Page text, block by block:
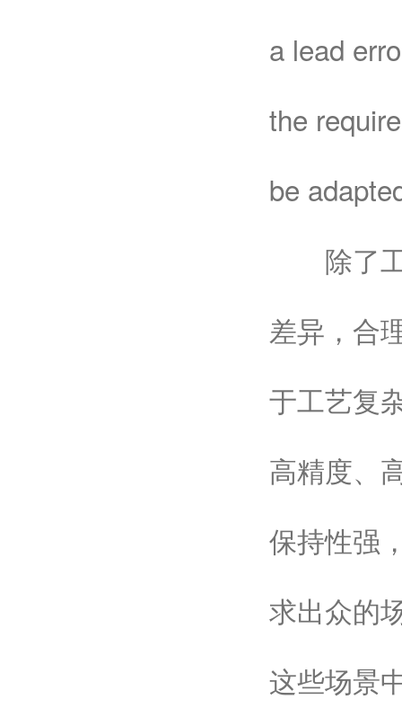
a lead
the
be
除了工
差异，合
于工艺复
高精度、
保持性强
求出众的
这些场景